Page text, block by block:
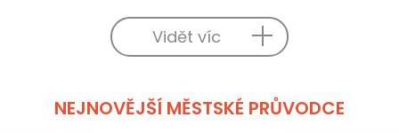
Vidět víc
NEJNOVĚJŠÍ MĚSTSKÉ PRŮVODCE